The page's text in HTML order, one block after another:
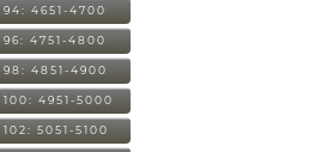
94: 4651-4700
96: 4751-4800
98: 4851-4900
100: 4951-5000
102: 5051-5100